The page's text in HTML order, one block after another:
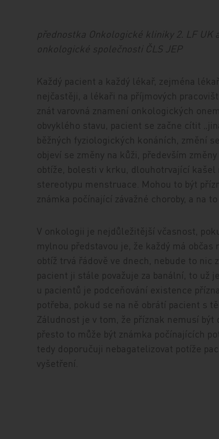
přednostka Onkologické kliniky 2. LF UK
onkologické společnosti ČLS JEP
Každý pacient a každý lékař, zejména
nejčastěji, a lékaři na příjmových
znát varovná znamení onkologických
obvyklého stavu, pacient se začne cítit
běžných fyziologických konáních, změní
objeví se změny na kůži, především
obtíže, bolesti v krku, dlouhotrvající kašel
stereotypu menstruace. Mohou to být
známka počínající závažné choroby, a na
V onkologii je nejdůležitější včasnost,
mylnou představou je, že každý má
obtíž trvá řádově ve dnech, nebude to nic
pacient ji stále považuje za banální, to už
u pacientů je podceňování existence
potřeba, pokud se na ně obrátí pacient s
Záludnost je v tom, že příznak nemusí
přesto to může být známka počínajících
tedy doporučuji nebagatelizovat potíže
vyšetření.